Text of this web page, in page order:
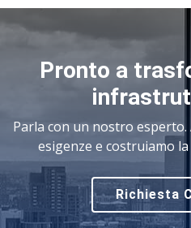
Pronto a
Parla con un nostro
esigenze e costruiamo
Richiesta